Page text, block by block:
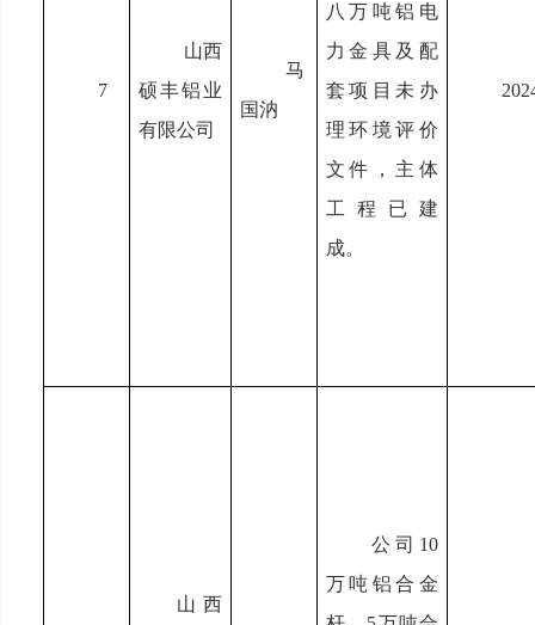
7
山西
硕丰铝业
有限公司
马
国汭
八万吨铝电
力金具及配
套项目未办
理环境评价
文件，主体
工程已建
成。
山西
公司10
万吨铝合金